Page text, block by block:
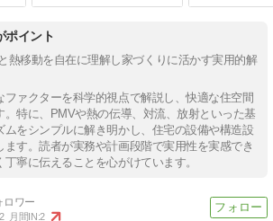
ポイント
熱移動を自在に理解し家づくりに活かす実用的解
ァクターを科学的視点で解説し、快適な住空間
。特に、PMVや熱の伝導、対流、放射といった基
ムをシンプルに解き明かし、住宅の設備や構造設
す。読者が実務や計画段階で実用性を実感でき
寧に伝えることを心がけています。
月間IN:2